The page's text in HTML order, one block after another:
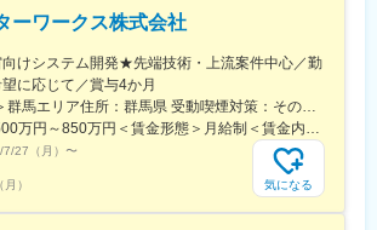
営基盤」1兆円規模パーソルグループ
な成長機会」取引社数2500社、年間2万案件、大
比率85％、請負比率4割以上
チャレンジ可能」官公庁の開発支援や大学、研究
究案件あります
力」商用車メーカーの開発部門からスタートし、
点全国6拠点展開（＝オフサイト請負開発拠点）
る仕組み」キャリア面談を通じた配属プロセス・
るフォロー体制
ける環境」平均案件配属期間5～6年、平均残業時
ーワークス株式会社
向けシステム開発★先端技術・上流案件中心／勤
に応じて／賞与4か月
＜勤務地詳細＞群馬エリア住所：群馬県 受動喫煙対策：その他（■禁煙（配属先企業による））変更の範囲：会社の定める事業所（リモートワーク含む）
＜予定年収＞500万円～850万円＜賃金形態＞月給制＜賃金内訳＞月額（基本給）：250,000円～550,000円＜月給＞250,000円～550,000円＜昇給有無＞有＜残業手当＞有＜給与補足＞■これまでのご経験等に基づき、月給をご提示します。■賞与：年2回（前年度実績：4カ月分）■昇給：年1回■社員の年収例：850万円（月給50万円+賞与＋諸手当）※49歳／経験者／入社7年目720万円（月給45万円+賞与＋諸手当）※35歳／経験者／入社4年目賃金はあくまでも目安の金額であり、選考を通じて上下する可能性があります。月給(月額)は固定手当を含めた表記です。
27（月） 〜
） 気になる